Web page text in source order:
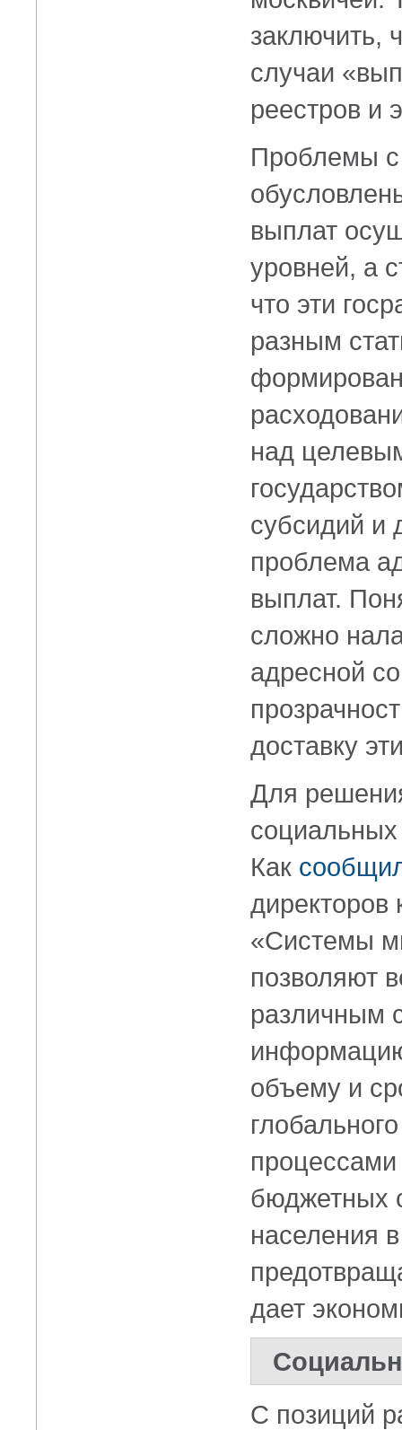
заключить,
случаи
реестров и
Проблемы с
выплат
уровней, а
что эти
разным
над
субсидий и
проблема
выплат.
сложно
адресной
доставку
Для
Как
«Системы
позволяют
различным
объему и
бюджетных
населения
дает
С позиций